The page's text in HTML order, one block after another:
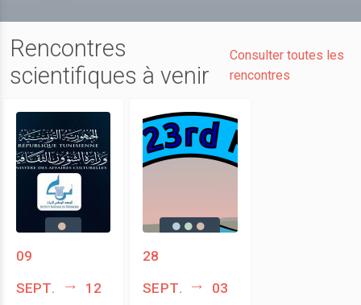
Rencontres
scientifiques à venir
Consulter toutes les
rencontres
09
sept.
12
28
sept.
03